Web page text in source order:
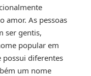
amor. As pessoas
ser gentis,
popular em
possui diferentes
um nome